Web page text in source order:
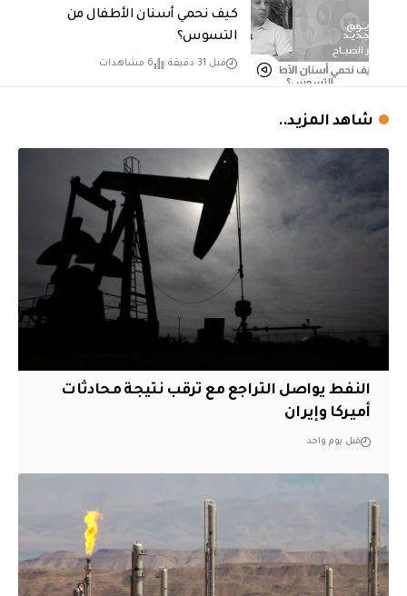
كيف نحمي أسنان الأطفال من
التسوس؟
قبل 31 دقيقة 6 مشاهدات
شاهد المزيد..
النفط يواصل التراجع مع ترقب نتيجة محادثات
أميركا وإيران
قبل يوم واحد